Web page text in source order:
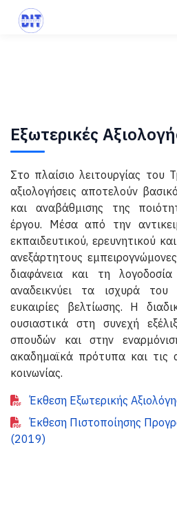
Εξωτερικές
Στο πλαίσιο λειτουργίας του
αξιολογήσεις αποτελούν
και αναβάθμισης της
έργου. Μέσα από την
εκπαιδευτικού, ερευνητικού
ανεξάρτητους
διαφάνεια και τη
αναδεικνύει τα ισχυρά του
ευκαιρίες βελτίωσης. Η
ουσιαστικά στη συνεχή
σπουδών και στην
ακαδημαϊκά πρότυπα και τις
κοινωνίας.
Έκθεση Εξωτερικής
Έκθεση Πιστοποίησης
(2019)